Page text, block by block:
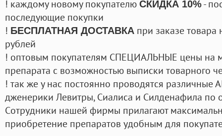
! каждому новому покупателю СКИДКА 10%-
последующие покупки
! БЕСПЛАТНАЯ ДОСТАВКА при заказе
рублей
! оптовым покупателям СПЕЦИАЛЬНЫЕ цены на
препарата с возможностью выписки товарного
! так же у нас постоянно проводятся
дженерики Левитры, Сиалиса и Силденафила по
Cотрудники нашей фирмы прилагают
приобретение препаратов удобным для